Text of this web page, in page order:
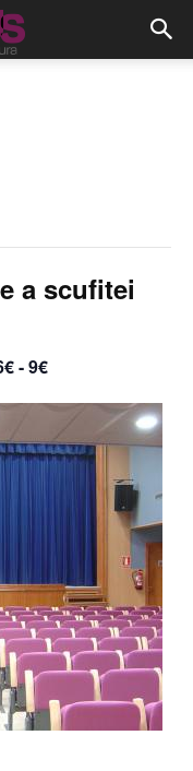
a scufitei
- 9€